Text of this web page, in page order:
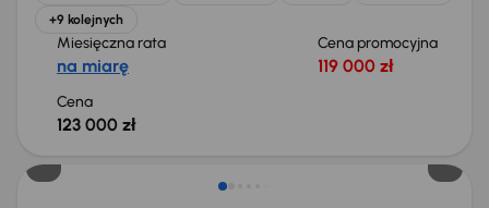
+9 kolejnych
Miesięczna rata
na miarę
Cena promocyjna
119 000 zł
Cena
123 000 zł